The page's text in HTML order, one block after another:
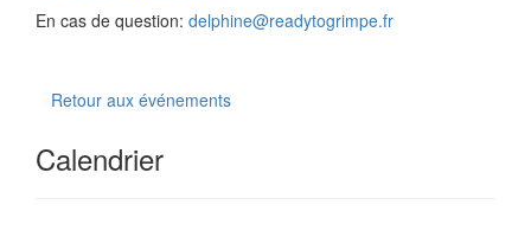
En cas de question: delphine@readytogrimpe.fr
Retour aux événements
Calendrier